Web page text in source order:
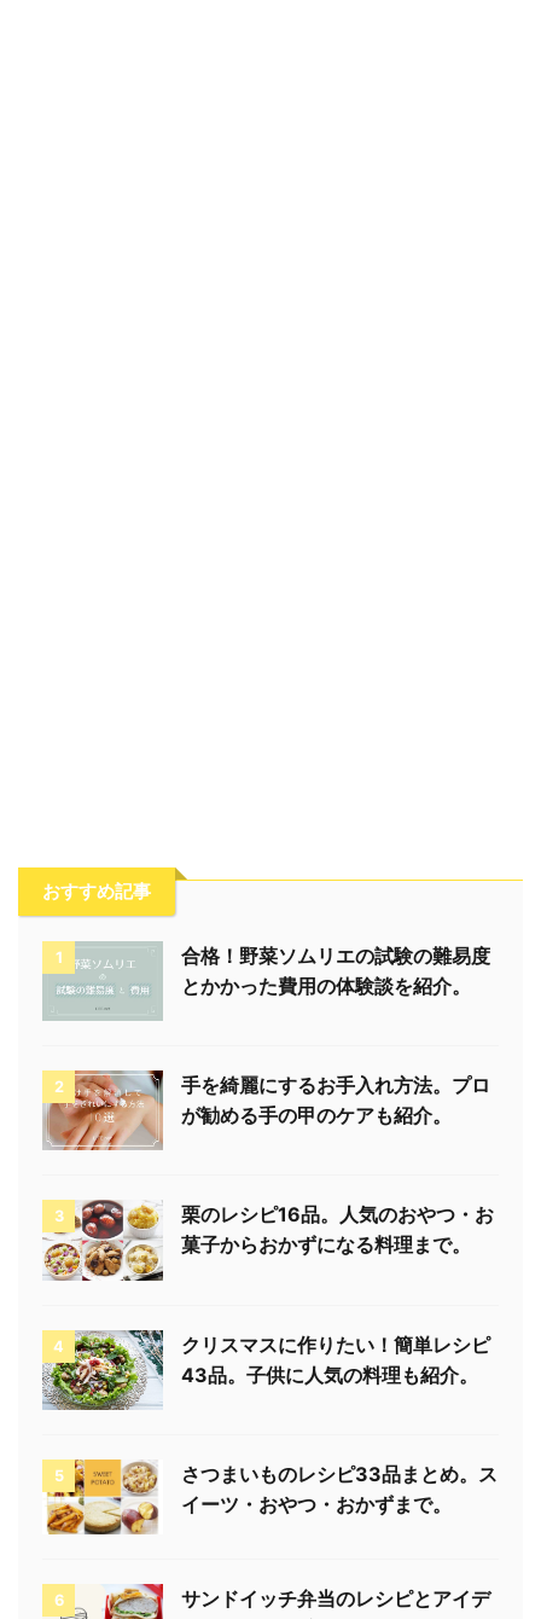
おすすめ記事
1
合格！野菜ソムリエの試験の難易度
とかかった費用の体験談を紹介。
2
手を綺麗にするお手入れ方法。プロ
が勧める手の甲のケアも紹介。
3
栗のレシピ16品。人気のおやつ・お
菓子からおかずになる料理まで。
4
クリスマスに作りたい！簡単レシピ
43品。子供に人気の料理も紹介。
5
さつまいものレシピ33品まとめ。ス
イーツ・おやつ・おかずまで。
6
サンドイッチ弁当のレシピとアイデ